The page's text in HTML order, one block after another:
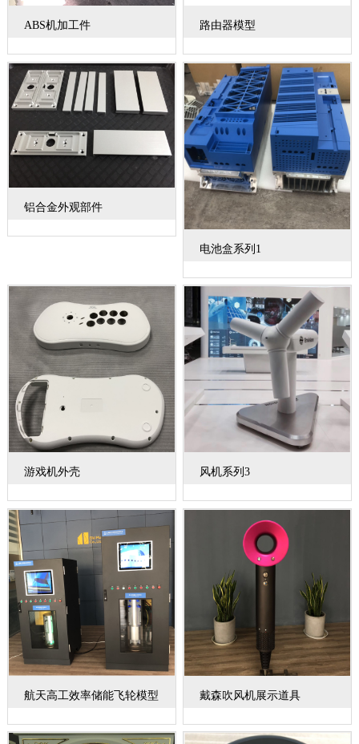
ABS机加工件 路由器模型
铝合金外观部件
电池盒系列1
游戏机外壳 风机系列3
航天高工效率储能飞轮模型 戴森吹风机展示道具